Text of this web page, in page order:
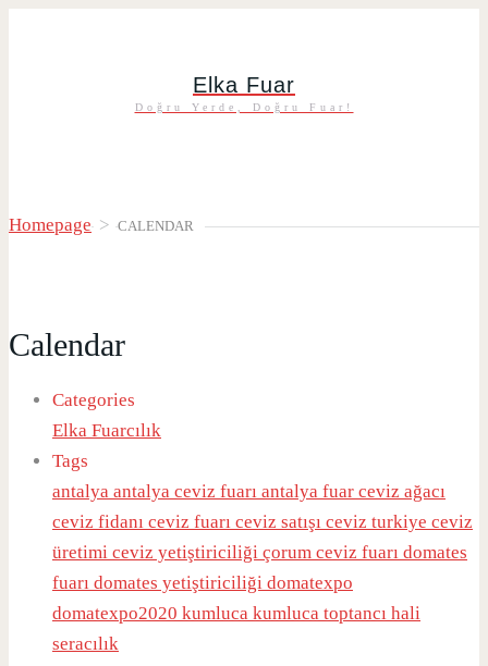
Elka Fuar
Doğru Yerde, Doğru Fuar!
Homepage > CALENDAR
Calendar
Categories
Elka Fuarcılık
Tags
antalya antalya ceviz fuarı antalya fuar ceviz ağacı
ceviz fidanı ceviz fuarı ceviz satışı ceviz turkiye ceviz
üretimi ceviz yetiştiriciliği çorum ceviz fuarı domates
fuarı domates yetiştiriciliği domatexpo
domatexpo2020 kumluca kumluca toptancı hali
seracılık